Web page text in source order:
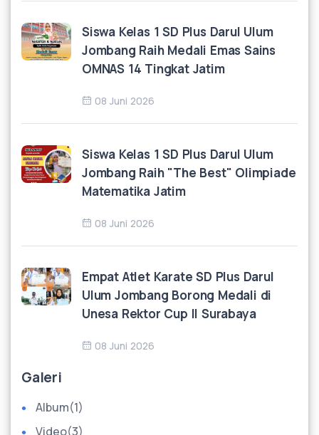
Siswa Kelas 1 SD Plus Darul Ulum
Jombang Raih Medali Emas Sains
OMNAS 14 Tingkat Jatim
08 Juni 2026
Siswa Kelas 1 SD Plus Darul Ulum
Jombang Raih "The Best" Olimpiade
Matematika Jatim
08 Juni 2026
Empat Atlet Karate SD Plus Darul
Ulum Jombang Borong Medali di
Unesa Rektor Cup II Surabaya
08 Juni 2026
Galeri
Album(1)
Video(3)